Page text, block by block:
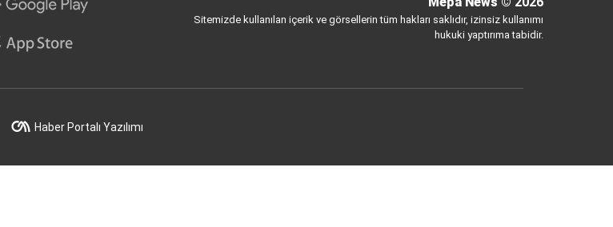
Sitemizde kullanılan içerik ve görsellerin tüm hakları saklıdır, izinsiz kullanımı
hukuki yaptırıma tabidir.
Haber Portalı Yazılımı